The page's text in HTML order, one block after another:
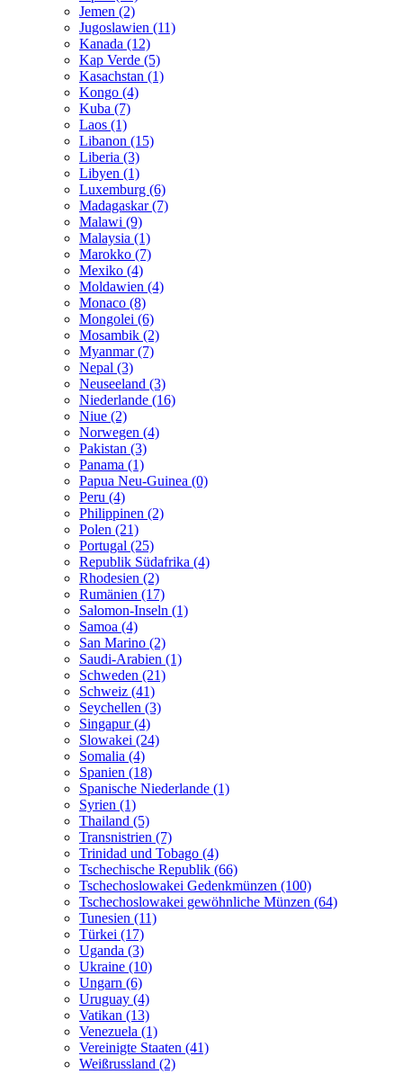
Jemen (2)
Jugoslawien (11)
Kanada (12)
Kap Verde (5)
Kasachstan (1)
Kongo (4)
Kuba (7)
Laos (1)
Libanon (15)
Liberia (3)
Libyen (1)
Luxemburg (6)
Madagaskar (7)
Malawi (9)
Malaysia (1)
Marokko (7)
Mexiko (4)
Moldawien (4)
Monaco (8)
Mongolei (6)
Mosambik (2)
Myanmar (7)
Nepal (3)
Neuseeland (3)
Niederlande (16)
Niue (2)
Norwegen (4)
Pakistan (3)
Panama (1)
Papua Neu-Guinea (0)
Peru (4)
Philippinen (2)
Polen (21)
Portugal (25)
Republik Südafrika (4)
Rhodesien (2)
Rumänien (17)
Salomon-Inseln (1)
Samoa (4)
San Marino (2)
Saudi-Arabien (1)
Schweden (21)
Schweiz (41)
Seychellen (3)
Singapur (4)
Slowakei (24)
Somalia (4)
Spanien (18)
Spanische Niederlande (1)
Syrien (1)
Thailand (5)
Transnistrien (7)
Trinidad und Tobago (4)
Tschechische Republik (66)
Tschechoslowakei Gedenkmünzen (100)
Tschechoslowakei gewöhnliche Münzen (64)
Tunesien (11)
Türkei (17)
Uganda (3)
Ukraine (10)
Ungarn (6)
Uruguay (4)
Vatikan (13)
Venezuela (1)
Vereinigte Staaten (41)
Weißrussland (2)